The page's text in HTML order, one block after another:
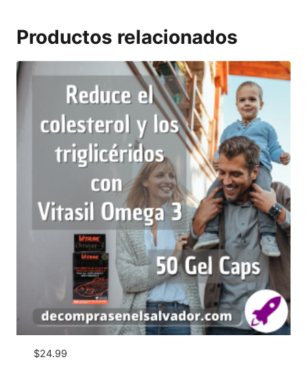
Productos relacionados
$24.99